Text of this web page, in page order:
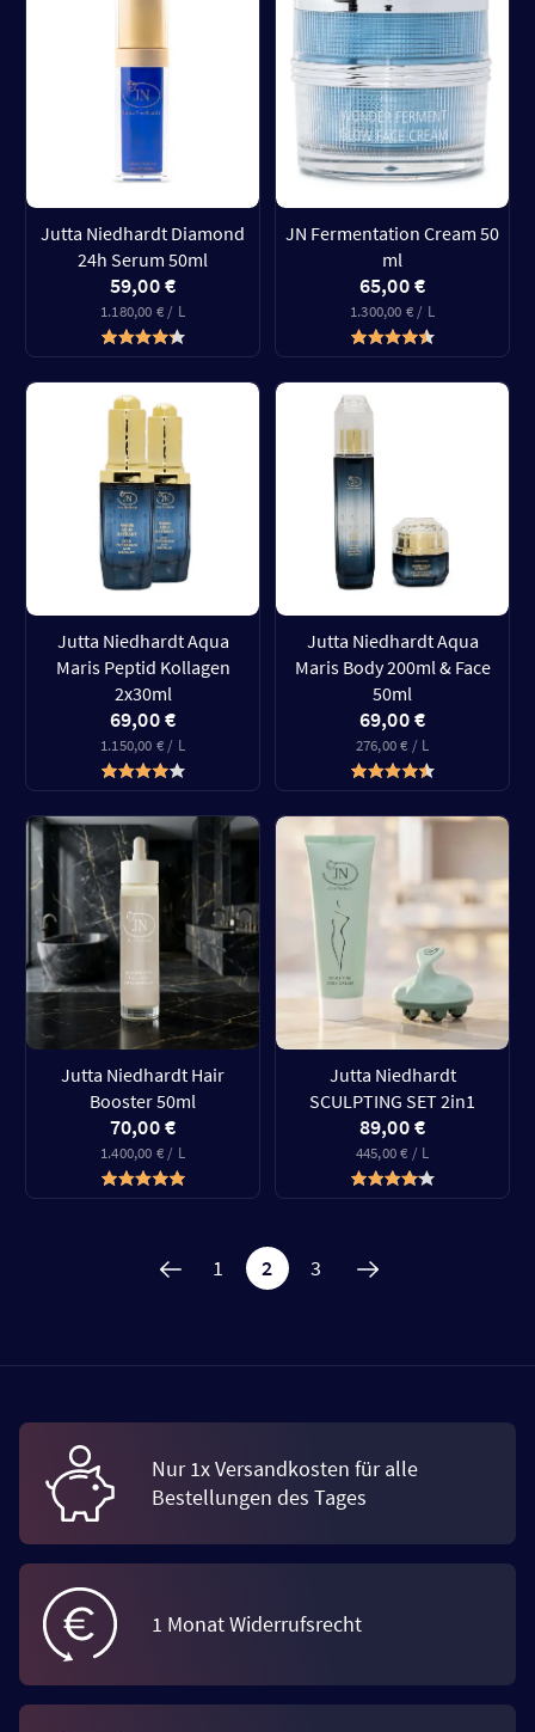
Jutta Niedhardt Diamond
24h Serum 50ml
59,00 €
1.180,00 € / L
JN Fermentation Cream 50
ml
65,00 €
1.300,00 € / L
Jutta Niedhardt Aqua
Maris Peptid Kollagen
2x30ml
69,00 €
1.150,00 € / L
Jutta Niedhardt Aqua
Maris Body 200ml & Face
50ml
69,00 €
276,00 € / L
Jutta Niedhardt Hair
Booster 50ml
70,00 €
1.400,00 € / L
Jutta Niedhardt
SCULPTING SET 2in1
89,00 €
445,00 € / L
1 2 3
Nur 1x Versandkosten für alle
Bestellungen des Tages
1 Monat Widerrufsrecht